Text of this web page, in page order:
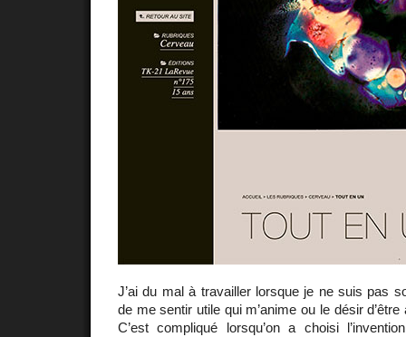
J’ai du mal à travailler lorsque je ne suis pas
de me sentir utile qui m’anime ou le désir
C’est compliqué lorsqu’on a choisi